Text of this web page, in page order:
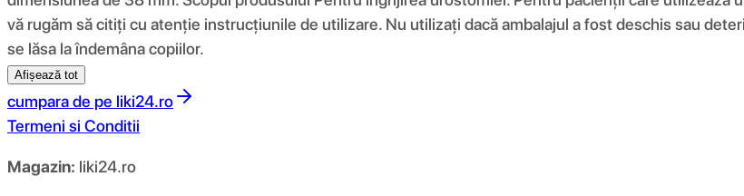
vă rugăm să citiți cu atenție instrucțiunile de utilizare. Nu utilizați dacă ambalajul a fost deschis sau
se lăsa la îndemâna copiilor.
Afișează tot
cumpara de pe liki24.ro
Termeni si Conditii
Magazin: liki24.ro